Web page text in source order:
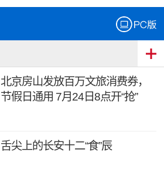
北京房山发放百万文旅消费券，
节假日通用 7月24日8点开“抢”
舌尖上的长安十二“食”辰